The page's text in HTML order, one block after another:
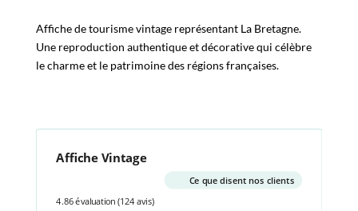
Affiche de tourisme vintage représentant La Bretagne.
Une reproduction authentique et décorative qui célèbre
le charme et le patrimoine des régions françaises.
Affiche Vintage
Ce que disent nos clients
4.86 évaluation (124 avis)